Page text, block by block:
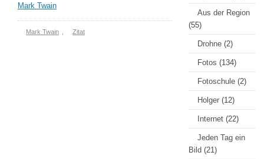
Mark Twain
Mark Twain Zitat
Aus der Region
(55)
Drohne (2)
Fotos (134)
Fotoschule (2)
Holger (12)
Internet (22)
Jeden Tag ein
Bild (21)